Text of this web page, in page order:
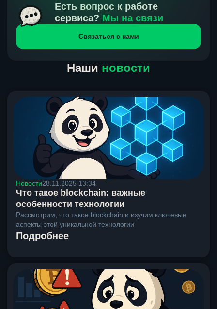
получения нами средств от тебя, а на другой части
направлений курс, указанный на сайте, является
окончательным. Если сомневаешься, напиши в онлайн-
чат на сайте, мы поможем разобраться.
Есть вопрос к работе
сервиса? Мы на связи
Связаться с нами
Наши новости
Новости28.11.2025 13:34
Что такое blockchain: важные
особенности технологии
Рассмотрим, что такое blockchain и изучим ключевые
аспекты этой уникальной технологии
Подробнее